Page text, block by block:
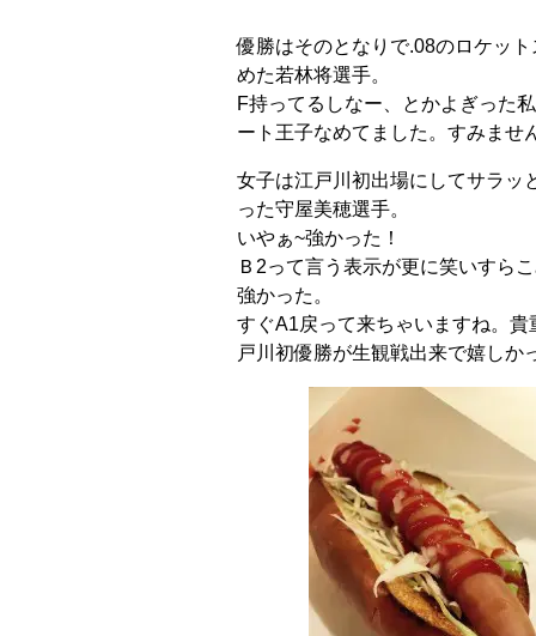
優勝はそのとなりで.08のロケッ
めた若林将選手。
F持ってるしなー、とかよぎった
ート王子なめてました。すみませ
女子は江戸川初出場にしてサラッ
った守屋美穂選手。
いやぁ~強かった！
Ｂ2って言う表示が更に笑いすら
強かった。
すぐA1戻って来ちゃいますね。貴
戸川初優勝が生観戦出来で嬉しか